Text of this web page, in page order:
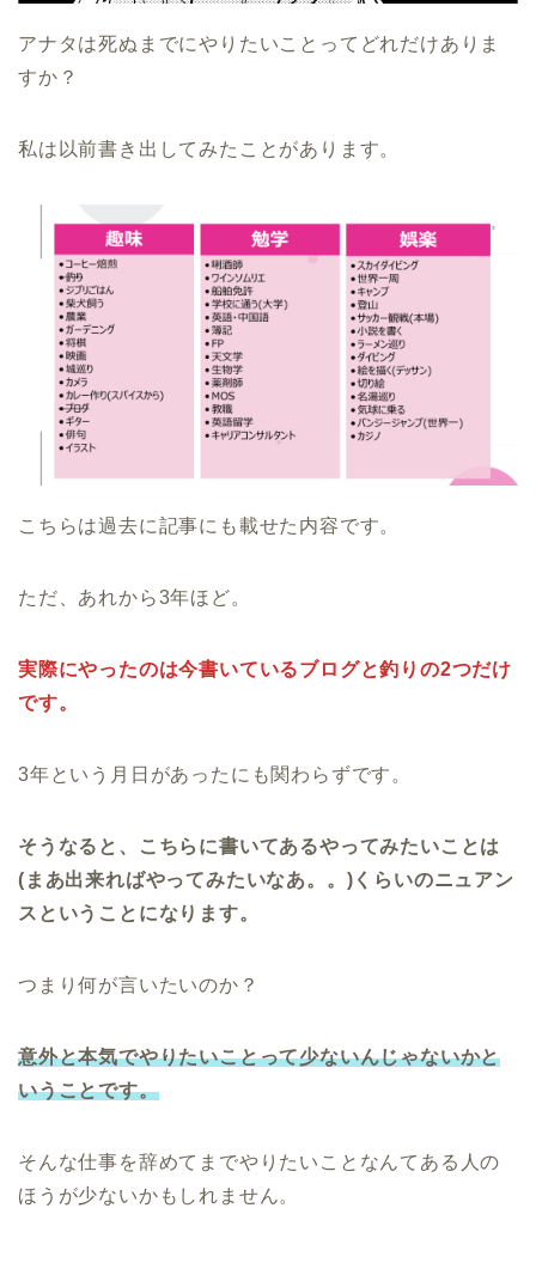
アナタは死ぬまでにやりたいことってどれだけありま
すか？
私は以前書き出してみたことがあります。
こちらは過去に記事にも載せた内容です。
ただ、あれから3年ほど。
実際にやったのは今書いているブログと釣りの2つだけ
です。
3年という月日があったにも関わらずです。
そうなると、こちらに書いてあるやってみたいことは
(まあ出来ればやってみたいなあ。。)くらいのニュアン
スということになります。
つまり何が言いたいのか？
意外と本気でやりたいことって少ないんじゃないかと
いうことです。
そんな仕事を辞めてまでやりたいことなんてある人の
ほうが少ないかもしれません。